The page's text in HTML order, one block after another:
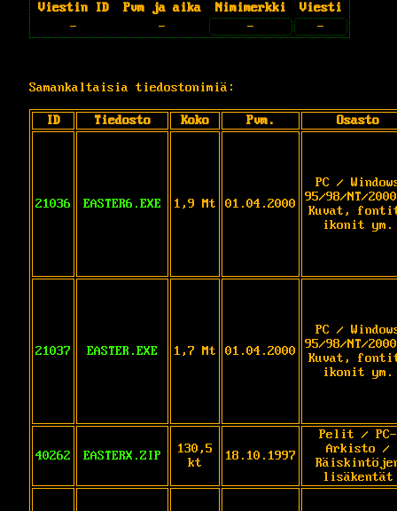
Viestin ID Pvm ja aika Nimimerkki
Viesti
-
- - -
Samankaltaisia tiedostonimiä:
ID Tiedosto Koko Pvm. Osasto
21036 EASTER6.EXE 1,9 Mt 01.04.2000
PC /
95/98/NT/
Kuvat,
ikonit ym.
21037 EASTER.EXE 1,7 Mt 01.04.2000
PC /
95/98/NT/
Kuvat,
ikonit ym.
40262 EASTERX.ZIP
130,5
kt
18.10.1997
Pelit / PC-
Arkisto /
lisäkentät